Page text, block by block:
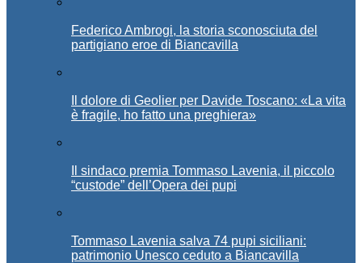
Federico Ambrogi, la storia sconosciuta del
partigiano eroe di Biancavilla
Il dolore di Geolier per Davide Toscano: «La vita
è fragile, ho fatto una preghiera»
Il sindaco premia Tommaso Lavenia, il piccolo
“custode” dell’Opera dei pupi
Tommaso Lavenia salva 74 pupi siciliani:
patrimonio Unesco ceduto a Biancavilla